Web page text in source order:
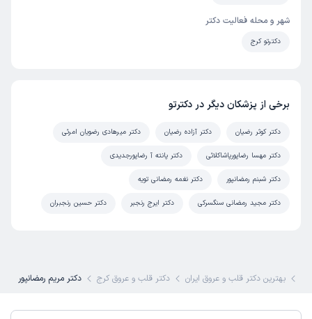
شهر و محله فعالیت دکتر
دکترتو کرج
برخی از پزشکان دیگر در دکترتو
دکتر کوثر رضیان دکتر آزاده رضیان دکتر میرهادی رضویان امرئی
دکتر مهسا رضاپورپاشاکلائی دکتر پانته آ رضاپورجدیدی
دکتر شبنم رمضانپور دکتر نغمه رمضانی تویه
دکتر مجید رمضانی سنگسرکی دکتر ایرج رنجبر دکتر حسین رنجبران
بهترین دکتر قلب و عروق ایران دکتر قلب و عروق کرج دکتر مریم رمضانپور